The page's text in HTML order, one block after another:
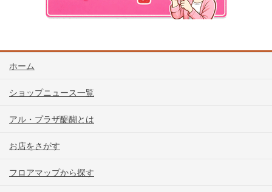
ホーム
ショップニュース一覧
アル・プラザ醍醐とは
お店をさがす
フロアマップから探す